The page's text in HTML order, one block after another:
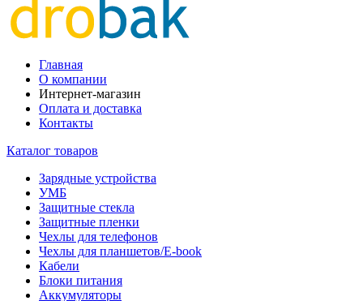
Главная
О компании
Интернет-магазин
Оплата и доставка
Контакты
Каталог товаров
Зарядные устройства
УМБ
Защитные стекла
Защитные пленки
Чехлы для телефонов
Чехлы для планшетов/E-book
Кабели
Блоки питания
Аккумуляторы